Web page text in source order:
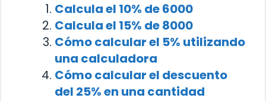
Calcula el 10% de 6000
Calcula el 15% de 8000
Cómo calcular el 5% utilizando
una calculadora
Cómo calcular el descuento
del 25% en una cantidad